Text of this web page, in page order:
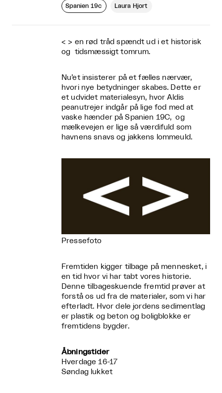
Spanien 19c Laura Hjort
< > en rød tråd spændt ud i et historisk
og tidsmæssigt tomrum.
Nu’et insisterer på et fælles nærvær,
hvori nye betydninger skabes. Dette er
et udvidet materialesyn, hvor Aldis
peanutrejer indgår på lige fod med at
vaske hænder på Spanien 19C, og
mælkevejen er lige så værdifuld som
havnens snavs og jakkens lommeuld.
Pressefoto
Fremtiden kigger tilbage på mennesket, i
en tid hvor vi har tabt vores historie.
Denne tilbageskuende fremtid prøver at
forstå os ud fra de materialer, som vi har
efterladt. Hvor dele jordens sedimentlag
er plastik og beton og boligblokke er
fremtidens bygder.
Åbningstider
Hverdage 16-17
Søndag lukket